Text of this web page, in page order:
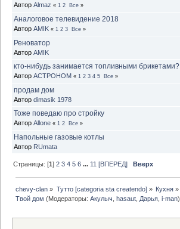
Автор Almaz « 1 2 Все »
Аналоговое телевидение 2018
Автор AMIK « 1 2 3 Все »
Реноватор
Автор AMIK
кто-нибудь занимается топливными брикетами?
Автор ACTPOHOM « 1 2 3 4 5 Все »
продам дом
Автор dimasik 1978
Тоже поведаю про стройку
Автор Allone « 1 2 Все »
Напольные газовые котлы
Автор RUmata
Страницы: [1]2 3 4 5 6 ... 11 [ВПЕРЕД] Вверх
chevy-clan » Тутто [categoria sta createndo]» Кухня»
Твой дом (Модераторы:Акулыч ,hasaut Дарья ,i-man)